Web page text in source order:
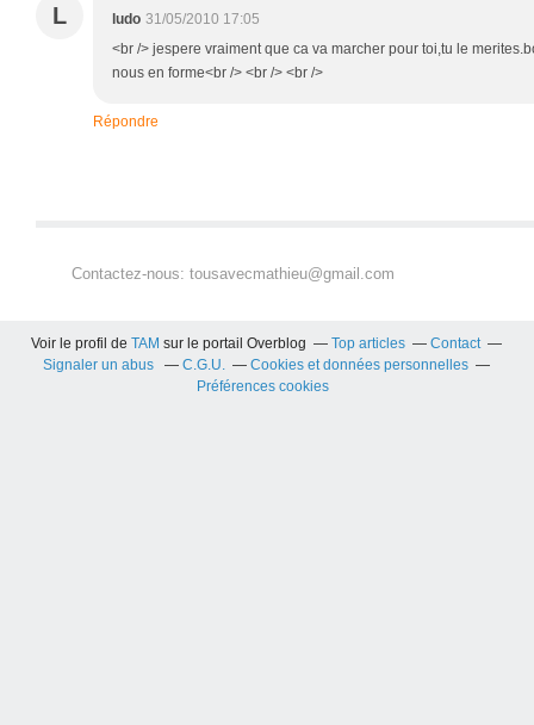
L ludo 31/05/2010 17:05
<br /> jespere vraiment que ca va marcher pour toi,tu le
nous en forme<br /> <br /> <br />
Répondre
Contactez-nous: tousavecmathieu@gmail.com
Voir le profil deTAM sur le portail Overblog Top articles
Contact
Signaler un abus
C.G.U.
Cookies et données personnelles
Préférences cookies